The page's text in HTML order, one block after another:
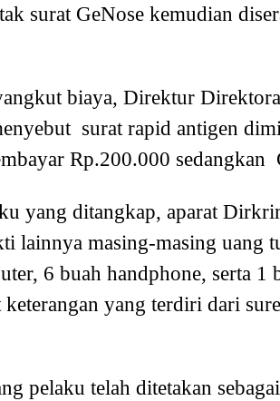
surat GeNose kemudian
biaya, Direktur
surat rapid antigen
Rp.200.000 sedangkan
yang ditangkap, aparat
lainnya masing-masing uang
6 buah handphone, serta 1
keterangan yang terdiri dari
pelaku telah ditetakan